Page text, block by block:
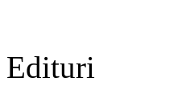
Edituri